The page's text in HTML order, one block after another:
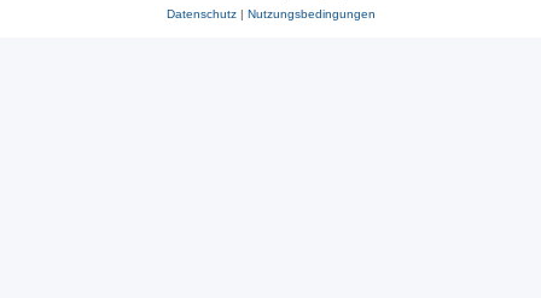
Datenschutz| Nutzungsbedingungen